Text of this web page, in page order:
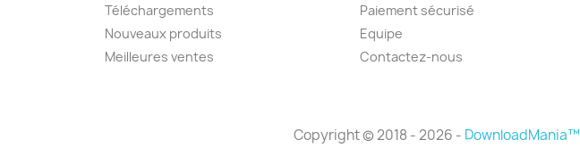
Téléchargements
Nouveaux produits
Meilleures ventes
Paiement sécurisé
Equipe
Contactez-nous
Copyright © 2018 - 2026 - DownloadMania™